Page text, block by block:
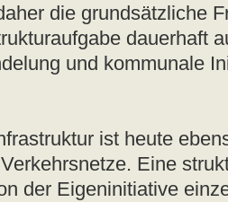
die grundsätzliche
dauerhaft
und kommunale
ist heute
Eine
der Eigeninitiative